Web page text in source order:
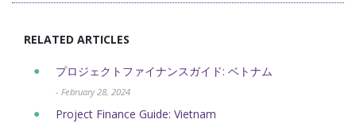
RELATED ARTICLES
プロジェクトファイナンスガイド: ベトナム
- February 28, 2024
Project Finance Guide: Vietnam